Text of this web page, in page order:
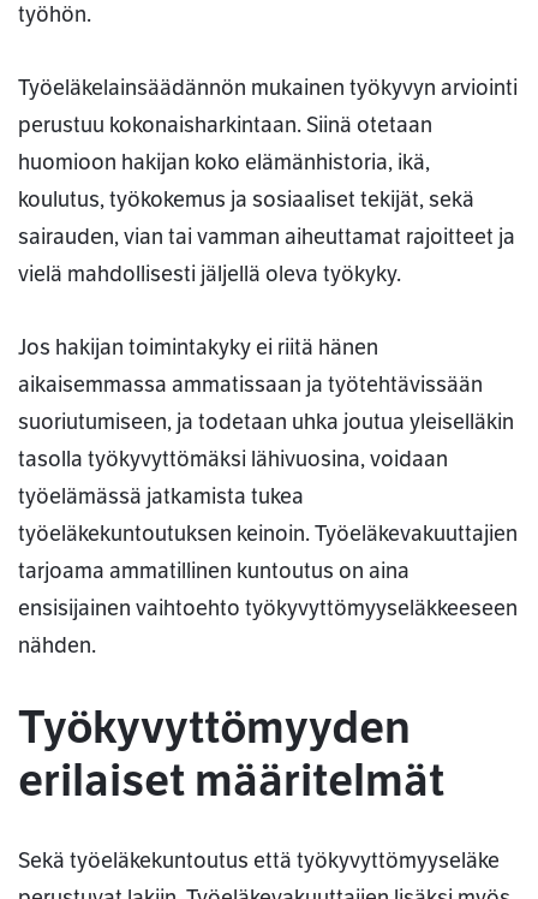
työhön.
Työeläkelainsäädännön mukainen työkyvyn arviointi
perustuu kokonaisharkintaan. Siinä otetaan
huomioon hakijan koko elämänhistoria, ikä,
koulutus, työkokemus ja sosiaaliset tekijät, sekä
sairauden, vian tai vamman aiheuttamat rajoitteet ja
vielä mahdollisesti jäljellä oleva työkyky.
Jos hakijan toimintakyky ei riitä hänen
aikaisemmassa ammatissaan ja työtehtävissään
suoriutumiseen, ja todetaan uhka joutua yleiselläkin
tasolla työkyvyttömäksi lähivuosina, voidaan
työelämässä jatkamista tukea
työeläkekuntoutuksen keinoin. Työeläkevakuuttajien
tarjoama ammatillinen kuntoutus on aina
ensisijainen vaihtoehto työkyvyttömyyseläkkeeseen
nähden.
Työkyvyttömyyden
erilaiset määritelmät
Sekä työeläkekuntoutus että työkyvyttömyyseläke